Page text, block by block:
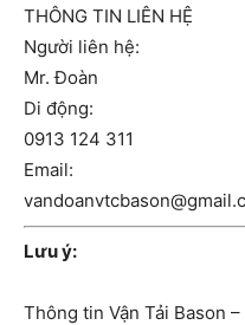
THÔNG TIN LIÊN HỆ
Người liên hệ:
Mr. Đoàn
Di động:
0913 124 311
Email:
Lưu ý:
Thông tin Vận Tải Bason